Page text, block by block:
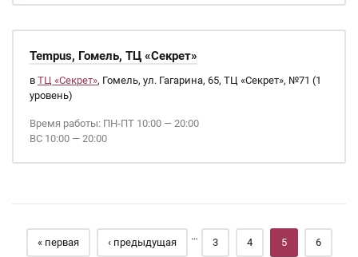
Tempus, Гомель, ТЦ «Секрет»
в ТЦ «Секрет», Гомель, ул. Гагарина, 65, ТЦ «Секрет», №71 (1
уровень)
Время работы: ПН-ПТ 10:00 — 20:00
ВС 10:00 — 20:00
Страницы
« первая ‹ предыдущая
…
3 4 5 6